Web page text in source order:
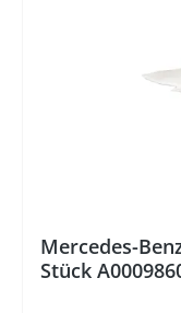
Mercedes-
Stück